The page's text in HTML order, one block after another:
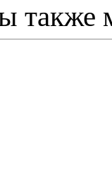
также